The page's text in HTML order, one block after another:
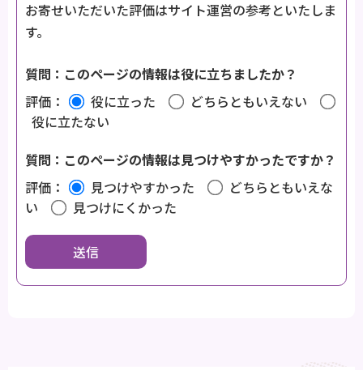
お寄せいただいた評価はサイト運営の参考といたしま
す。
質問：このページの情報は役に立ちましたか？
評価：
役に立った
どちらともいえない
役に立たない
質問：このページの情報は見つけやすかったですか？
評価：
見つけやすかった
どちらともいえな
い
見つけにくかった